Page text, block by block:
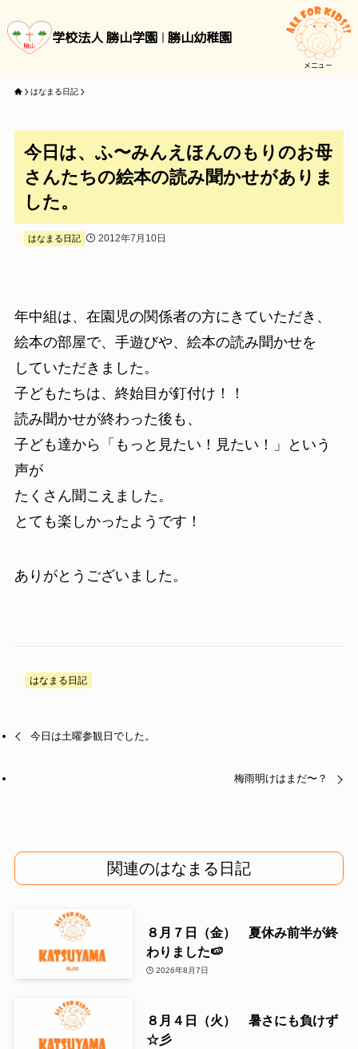
学校法人 勝山学園 勝山幼稚園
メニュー
はなまる日記
今日は、ふ〜みんえほんのもりのお母
さんたちの絵本の読み聞かせがありま
した。
はなまる日記 2012年7月10日
年中組は、在園児の関係者の方にきていただき、
絵本の部屋で、手遊びや、絵本の読み聞かせを
していただきました。
子どもたちは、終始目が釘付け！！
読み聞かせが終わった後も、
子ども達から「もっと見たい！見たい！」という
声が
たくさん聞こえました。
とても楽しかったようです！
ありがとうございました。
はなまる日記
今日は土曜参観日でした。
梅雨明けはまだ〜？
関連のはなまる日記
８月７日（金） 夏休み前半が終
わりました🍉
2026年8月7日
８月４日（火） 暑さにも負けず
☆彡